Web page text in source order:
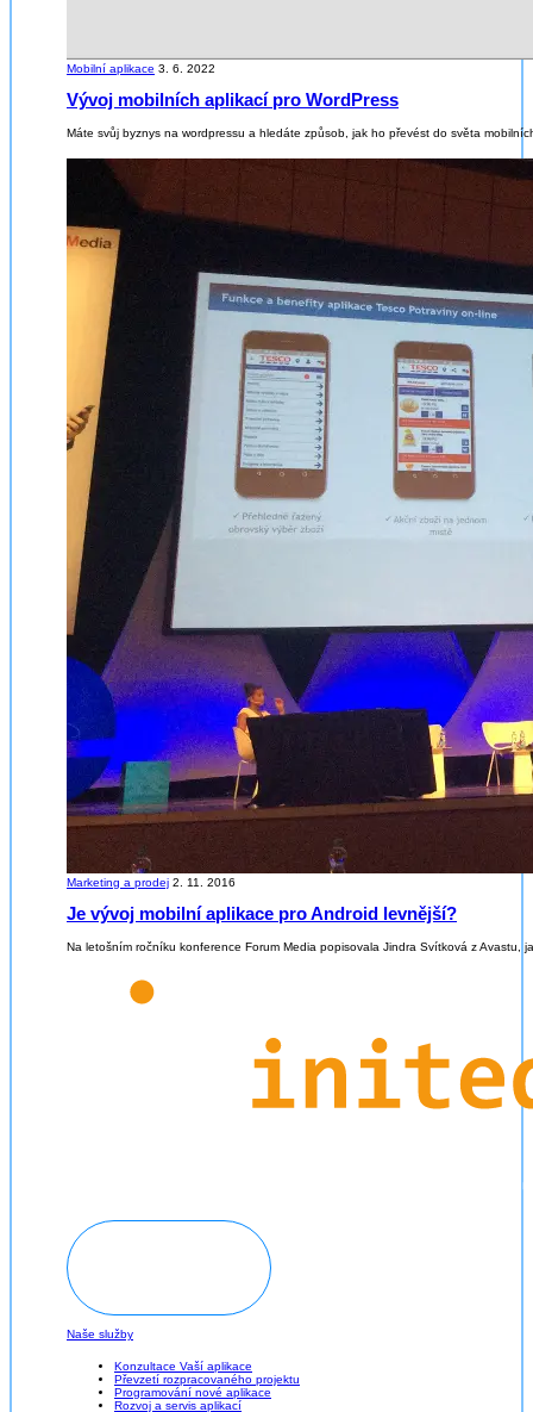
Mobilní aplikace 3. 6. 2022
Vývoj mobilních aplikací pro WordPress
Máte svůj byznys na wordpressu a hledáte způsob, jak ho převést do světa
Marketing a prodej 2. 11. 2016
Je vývoj mobilní aplikace pro Android levnější?
Na letošním ročníku konference Forum Media popisovala Jindra Svítková z
Naše služby
Konzultace Vaší aplikace
Převzetí rozpracovaného projektu
Programování nové aplikace
Rozvoj a servis aplikací